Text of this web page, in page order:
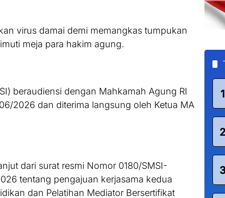
virus damai demi memangkas tumpukan
meja para hakim agung.
beraudiensi dengan Mahkamah Agung RI
2026 dan diterima langsung oleh Ketua MA
dari surat resmi Nomor 0180/SMSI-
tentang pengajuan kerjasama kedua
dan Pelatihan Mediator Bersertifikat
1
2